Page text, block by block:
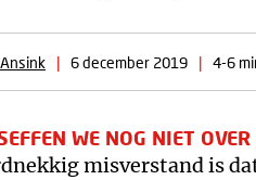
| 6 december 2019 | 4-6
WE NOG NIET
misverstand is